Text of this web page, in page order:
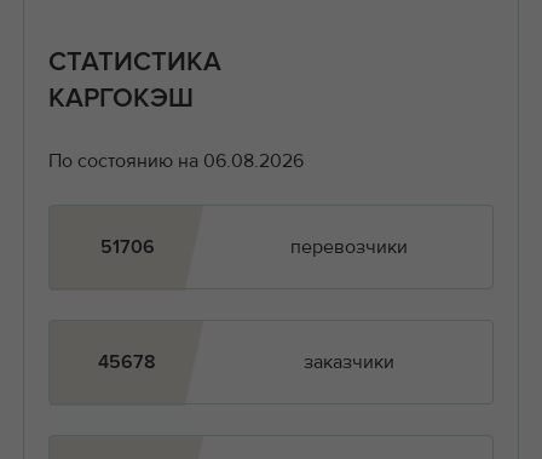
СТАТИСТИКА
КАРГОКЭШ
По состоянию на 06.08.2026
51706 перевозчики
45678 заказчики